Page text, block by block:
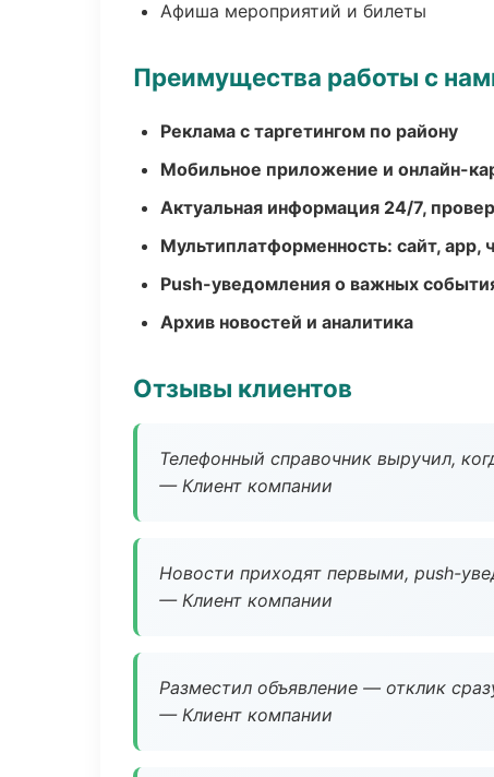
Афиша мероприятий и билеты
Преимущества работы с
Реклама с таргетингом по району
Мобильное приложение и онлайн-
Актуальная информация 24/7,
Мультиплатформенность: сайт, app,
Push-уведомления о важных
Архив новостей и аналитика
Отзывы клиентов
Телефонный справочник выручил,
— Клиент компании
Новости приходят первыми, push-
— Клиент компании
Разместил объявление — отклик
— Клиент компании